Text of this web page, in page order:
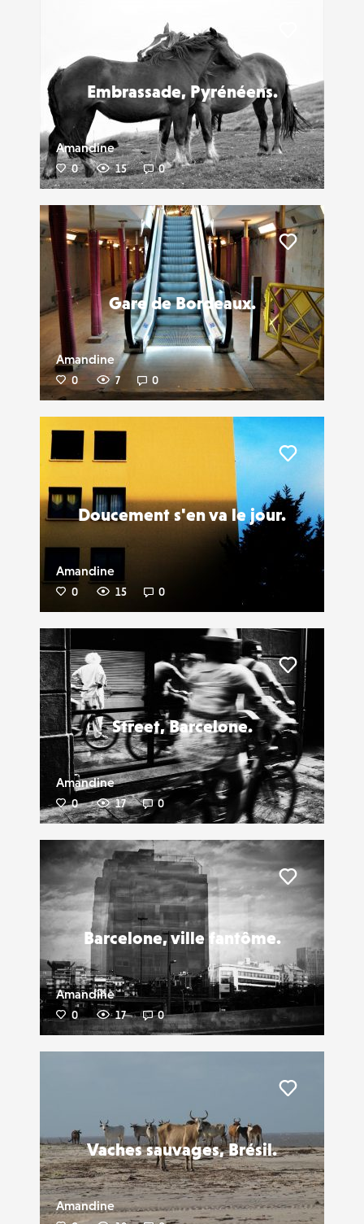
Embrassade, Pyrénéens.
Amandine
0 15 0
Gare de Bordeaux.
Amandine
0 7 0
Doucement s'en va le jour.
Amandine
0 15 0
Street, Barcelone.
Amandine
0 17 0
Barcelone, ville fantôme.
Amandine
0 17 0
Vaches sauvages, Brésil.
Amandine